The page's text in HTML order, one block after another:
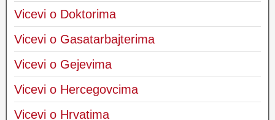
Vicevi o Doktorima
Vicevi o Gasatarbajterima
Vicevi o Gejevima
Vicevi o Hercegovcima
Vicevi o Hrvatima